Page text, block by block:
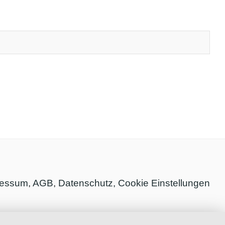
, AGB, Datenschutz, Cookie Einstellungen